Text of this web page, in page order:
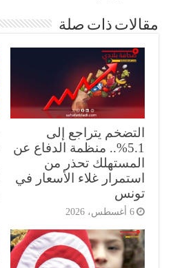
مقالات ذات صلة
التضخم يتراجع إلى
5.1%.. منظمة الدفاع عن
المستهلك تحذر من
استمرار غلاء الأسعار في
تونس
6 أغسطس، 2026